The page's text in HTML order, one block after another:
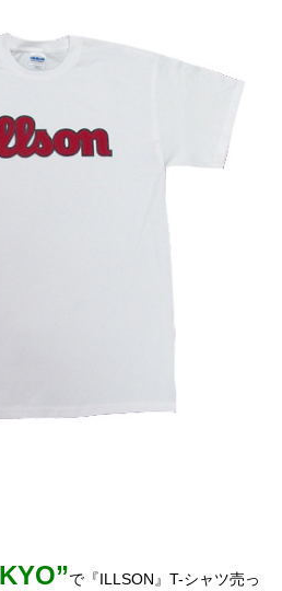
で『ILLSON』T-シャツ売っ